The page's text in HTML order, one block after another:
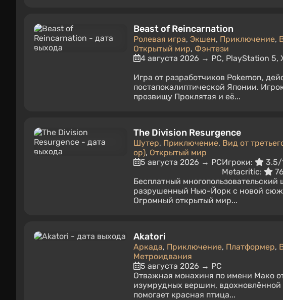
Beast of Reincarnation
Ролевая игра, Экшен, Приключение,
Открытый мир, Фэнтези
4 августа 2026 → PC, PlayStation 5,
Игра от разработчиков Pokemon,
постапокалиптической Японии.
прозвищу Проклятая и её...
The Division Resurgence
Шутер, Приключение, Вид от
op), Открытый мир
5 августа 2026 → PCИгроки:
3.5/
Metacritic:
Бесплатный
разрушенный Нью-Йорк с новой
Огромный открытый мир...
Akatori
Аркада, Приключение, Платформер,
Метроидвания
5 августа 2026 → PC
Отважная монахиня по имени Мако
изумрудных вершин,
помогает красная птица...